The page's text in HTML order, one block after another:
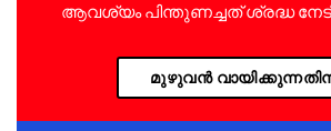
ആവശ്യം പിന്തുണച്ചത് ശ്രദ്ധ
മുഴുവൻ